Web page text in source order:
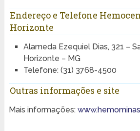
Endereço e Telefone
Horizonte
Alameda Ezequiel Dias, 321 –
Horizonte – MG
Telefone: (31) 3768-4500
Outras informações e site
Mais informações: